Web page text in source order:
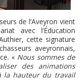
de l’Aveyron vient
avec l’Éducation
cette signature
aveyronnais,
«Nous sommes de
des animations
la hauteur du travail